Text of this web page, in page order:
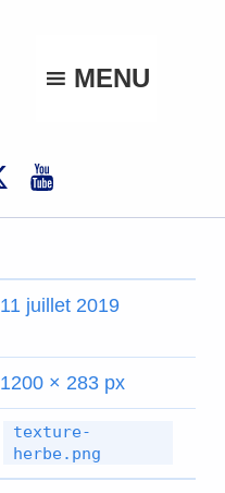
MENU
11 juillet 2019
1200 × 283 px
texture-
herbe.png